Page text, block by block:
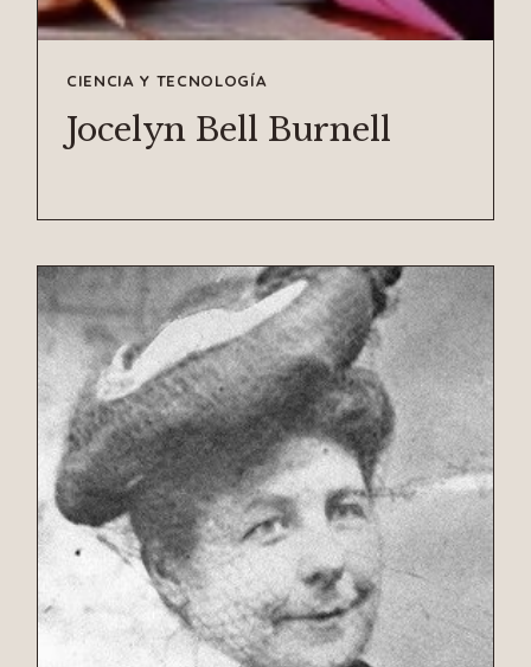
CIENCIA Y TECNOLOGÍA
Jocelyn Bell Burnell